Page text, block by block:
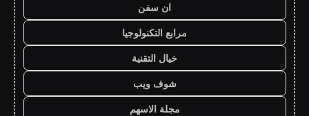
ان سفن
مرابع التكنولوجيا
خيال التقنية
شوف ويب
مجلة الاسهم